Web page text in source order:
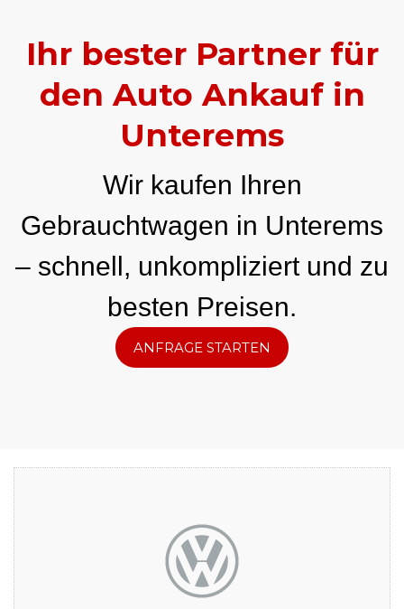
Ihr bester Partner für
den Auto Ankauf in
Unterems
Wir kaufen Ihren
Gebrauchtwagen in Unterems
– schnell, unkompliziert und zu
besten Preisen.
ANFRAGE STARTEN